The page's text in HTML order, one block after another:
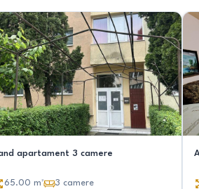
apartament 3 camere
65.00 m² 3 camere